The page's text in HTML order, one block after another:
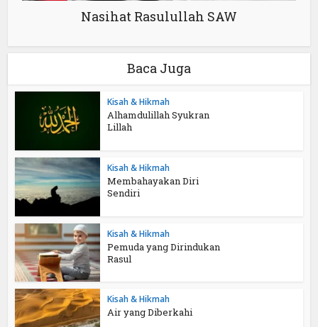
Nasihat Rasulullah SAW
Baca Juga
Kisah & Hikmah
Alhamdulillah Syukran
Lillah
Kisah & Hikmah
Membahayakan Diri
Sendiri
Kisah & Hikmah
Pemuda yang Dirindukan
Rasul
Kisah & Hikmah
Air yang Diberkahi